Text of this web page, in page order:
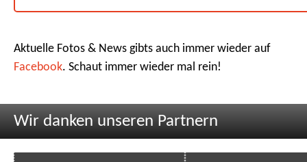
Aktuelle Fotos & News gibts auch immer wieder auf
Facebook. Schaut immer wieder mal rein!
Wir danken unseren Partnern